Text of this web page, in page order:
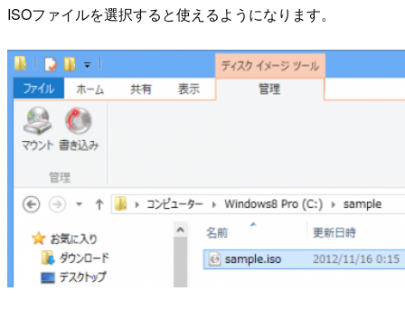
ISOファイルを選択すると使えるようになります。